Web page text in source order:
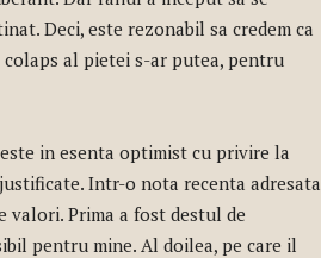
Deci, este rezonabil sa credem ca
al pietei s-ar putea, pentru
in esenta optimist cu privire la
Intr-o nota recenta adresata
Prima a fost destul de
pentru mine. Al doilea, pe care il